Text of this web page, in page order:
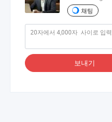
채팅
보내기